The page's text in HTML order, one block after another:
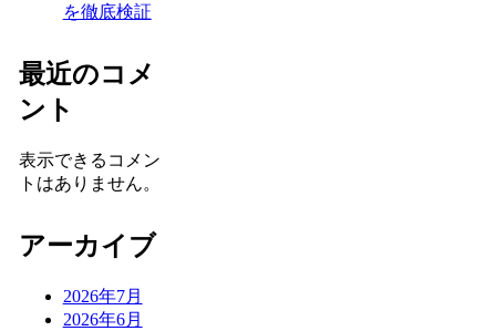
を徹底検証
最近のコメ
ント
表示できるコメン
トはありません。
アーカイブ
2026年7月
2026年6月